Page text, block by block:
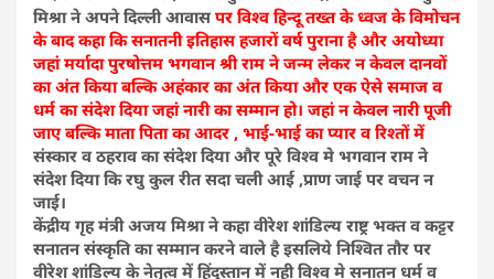
मिश्रा ने अपने दिल्ली आवासपर विश्व हिन्दू तख्त के ध्वज के विमोचन
के बाद कहा कि सनातनी इतिहास हजारों वर्ष पुराना है और अयोध्या
जहां मर्यादा पुरषोत्तम भगवान श्री राम ने जन्म लेकर न केवल दानवों
का अंत किया बल्कि अहंकार का अंत किया और एक ऐसे समाज व
धर्म का संदेश दिया जहां नारी का सम्मान हो। जहां न केवल नारी पूजी
जाए बल्कि माता पिता का आदर , भाई-भाई का प्यार व रिश्तों में
संस्कार व ठहराव का संदेश दिया और पूरे विश्व मे भगवान राम ने
संदेश दिया कि रघु कुल रीत सदा चली आई ,प्राण जाई पर वचन न
जाई।
केंद्रीय गृह मंत्री अजय मिश्रा ने कहा वीरेश शांडिल्य राष्ट्र भक्त व कट्टर
सनातन संस्कृति का सम्मान करने वाले है इसलिये निश्वित तौर पर
वीरेश शांडिल्य के नेतृत्व में हिंदुस्तान में नही विश्व मे सनातन धर्म व